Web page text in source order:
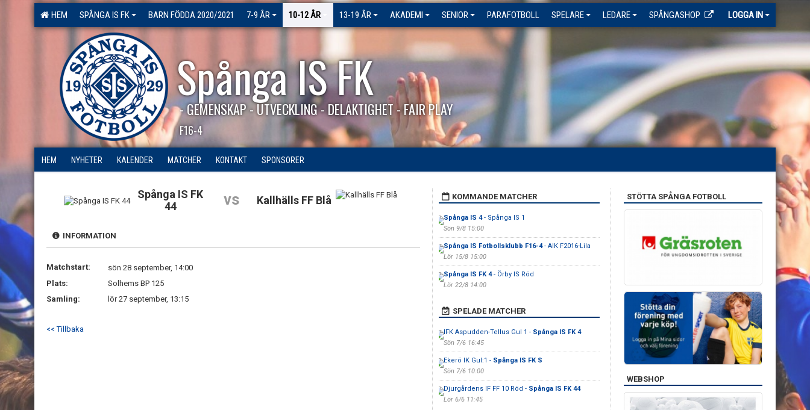
HEM SPÅNGA IS FK BARN FÖDDA 2020/2021 7-9 ÅR 10-12 ÅR 13-19 ÅR AKADEMI SENIOR PARAFOTBOLL SPELARE LEDARE SPÅNGASHOP LOGGA IN
Spånga IS FK
- GEMENSKAP - UTVECKLING - DELAKTIGHET - FAIR PLAY
F16-4
HEM NYHETER KALENDER MATCHER KONTAKT SPONSORER
Spånga IS FK
44
vs Kallhälls FF Blå
INFORMATION
Matchstart:
sön 28 september, 14:00
Plats:
Solhems BP 125
Samling:
lör 27 september, 13:15
<< Tillbaka
KOMMANDE MATCHER
Spånga IS 4- Spånga IS 1
Sön 9/8 15:00
Spånga IS Fotbollsklubb F16-4- AIK F2016-Lila
Lör 15/8 15:00
Spånga IS FK 4- Örby IS Röd
Lör 22/8 14:00
SPELADE MATCHER
IFK Aspudden-Tellus Gul 1 - Spånga IS FK 4
Sön 7/6 16:45
Ekerö IK Gul:1 - Spånga IS FK S
Sön 7/6 10:00
Djurgårdens IF FF 10 Röd - Spånga IS FK 44
Lör 6/6 11:45
STÖTTA SPÅNGA FOTBOLL
WEBSHOP